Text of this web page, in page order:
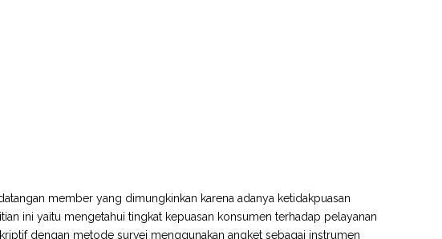
member yang dimungkinkan karena adanya ketidakpuasan
ini yaitu mengetahui tingkat kepuasan konsumen terhadap pelayanan
dengan metode survei menggunakan angket sebagai instrumen